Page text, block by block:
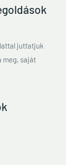
juttatjuk
meg, saját